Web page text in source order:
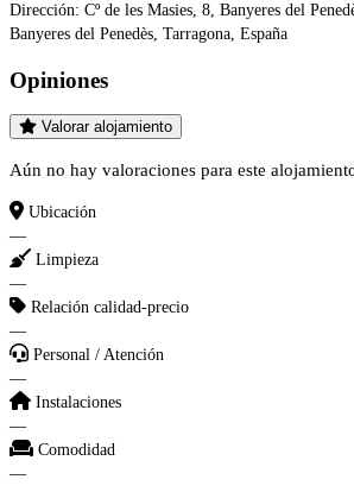
Dirección: Cº de les Masies, 8, Banyeres del
Banyeres del Penedès, Tarragona, España
Opiniones
Valorar alojamiento
Aún no hay valoraciones para este
Ubicación
—
Limpieza
—
Relación calidad-precio
—
Personal / Atención
—
Instalaciones
—
Comodidad
—